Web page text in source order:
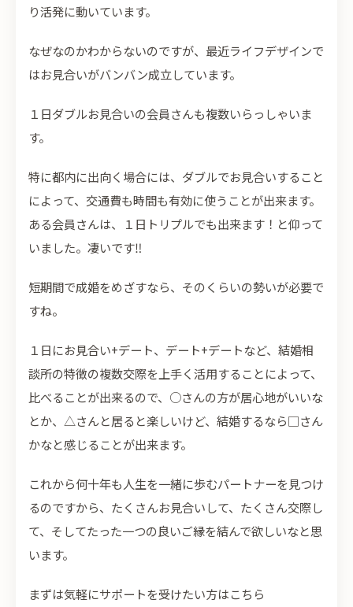
り活発に動いています。
なぜなのかわからないのですが、最近ライフデザインで
はお見合いがバンバン成立しています。
１日ダブルお見合いの会員さんも複数いらっしゃいま
す。
特に都内に出向く場合には、ダブルでお見合いすること
によって、交通費も時間も有効に使うことが出来ます。
ある会員さんは、１日トリプルでも出来ます！と仰って
いました。凄いです‼
短期間で成婚をめざすなら、そのくらいの勢いが必要で
すね。
１日にお見合い+デート、デート+デートなど、結婚相
談所の特徴の複数交際を上手く活用することによって、
比べることが出来るので、○さんの方が居心地がいいな
とか、△さんと居ると楽しいけど、結婚するなら□さん
かなと感じることが出来ます。
これから何十年も人生を一緒に歩むパートナーを見つけ
るのですから、たくさんお見合いして、たくさん交際し
て、そしてたった一つの良いご縁を結んで欲しいなと思
います。
まずは気軽にサポートを受けたい方はこちら